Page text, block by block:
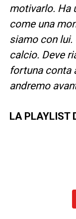
motivarlo. Ha
come una
siamo con
calcio. Deve
fortuna conta
andremo
LA PLAYLIST